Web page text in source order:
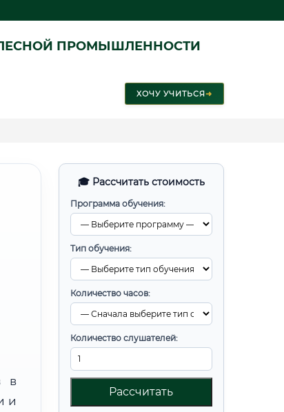
ПРОМЫШЛЕННОСТИ
ХОЧУ УЧИТЬСЯ➜
🎓 Рассчитать стоимость
Программа обучения:
Тип обучения:
Количество часов:
Количество слушателей:
Рассчитать
в
и